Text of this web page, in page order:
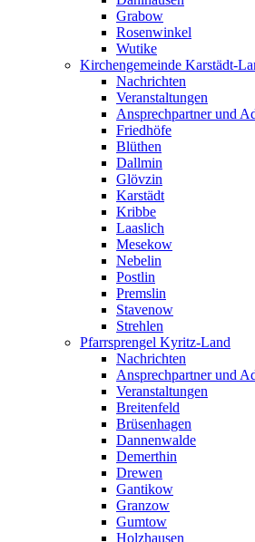
Grabow
Rosenwinkel
Wutike
Kirchengemeinde Karstädt-
Nachrichten
Veranstaltungen
Ansprechpartner und
Friedhöfe
Blüthen
Dallmin
Glövzin
Karstädt
Kribbe
Laaslich
Mesekow
Nebelin
Postlin
Premslin
Stavenow
Strehlen
Pfarrsprengel Kyritz-Land
Nachrichten
Ansprechpartner und
Veranstaltungen
Breitenfeld
Brüsenhagen
Dannenwalde
Demerthin
Drewen
Gantikow
Granzow
Gumtow
Holzhausen